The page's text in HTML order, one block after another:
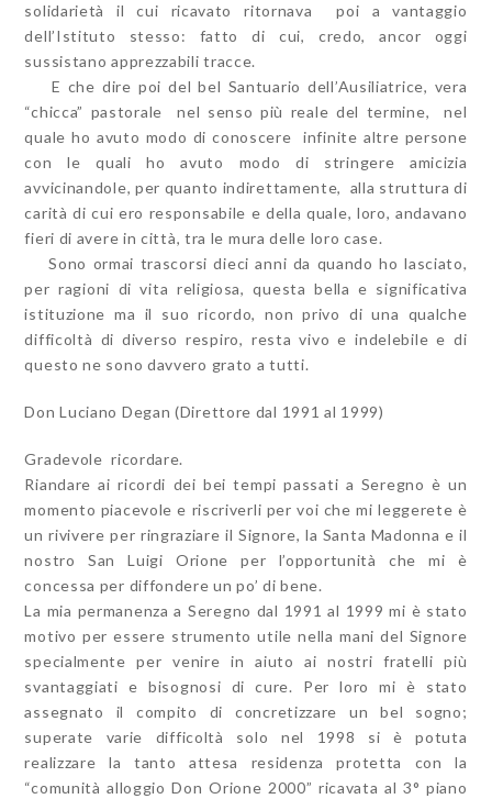
solidarietà il cui ricavato ritornava poi a vantaggio
dell’Istituto stesso: fatto di cui, credo, ancor oggi
sussistano apprezzabili tracce.
E che dire poi del bel Santuario dell’Ausiliatrice, vera
“chicca” pastorale nel senso più reale del termine, nel
quale ho avuto modo di conoscere infinite altre persone
con le quali ho avuto modo di stringere amicizia
avvicinandole, per quanto indirettamente, alla struttura di
carità di cui ero responsabile e della quale, loro, andavano
fieri di avere in città, tra le mura delle loro case.
Sono ormai trascorsi dieci anni da quando ho lasciato,
per ragioni di vita religiosa, questa bella e significativa
istituzione ma il suo ricordo, non privo di una qualche
difficoltà di diverso respiro, resta vivo e indelebile e di
questo ne sono davvero grato a tutti.
Don Luciano Degan (Direttore dal 1991 al 1999)
Gradevole ricordare.
Riandare ai ricordi dei bei tempi passati a Seregno è un
momento piacevole e riscriverli per voi che mi leggerete è
un rivivere per ringraziare il Signore, la Santa Madonna e il
nostro San Luigi Orione per l’opportunità che mi è
concessa per diffondere un po’ di bene.
La mia permanenza a Seregno dal 1991 al 1999 mi è stato
motivo per essere strumento utile nella mani del Signore
specialmente per venire in aiuto ai nostri fratelli più
svantaggiati e bisognosi di cure. Per loro mi è stato
assegnato il compito di concretizzare un bel sogno;
superate varie difficoltà solo nel 1998 si è potuta
realizzare la tanto attesa residenza protetta con la
“comunità alloggio Don Orione 2000” ricavata al 3° piano